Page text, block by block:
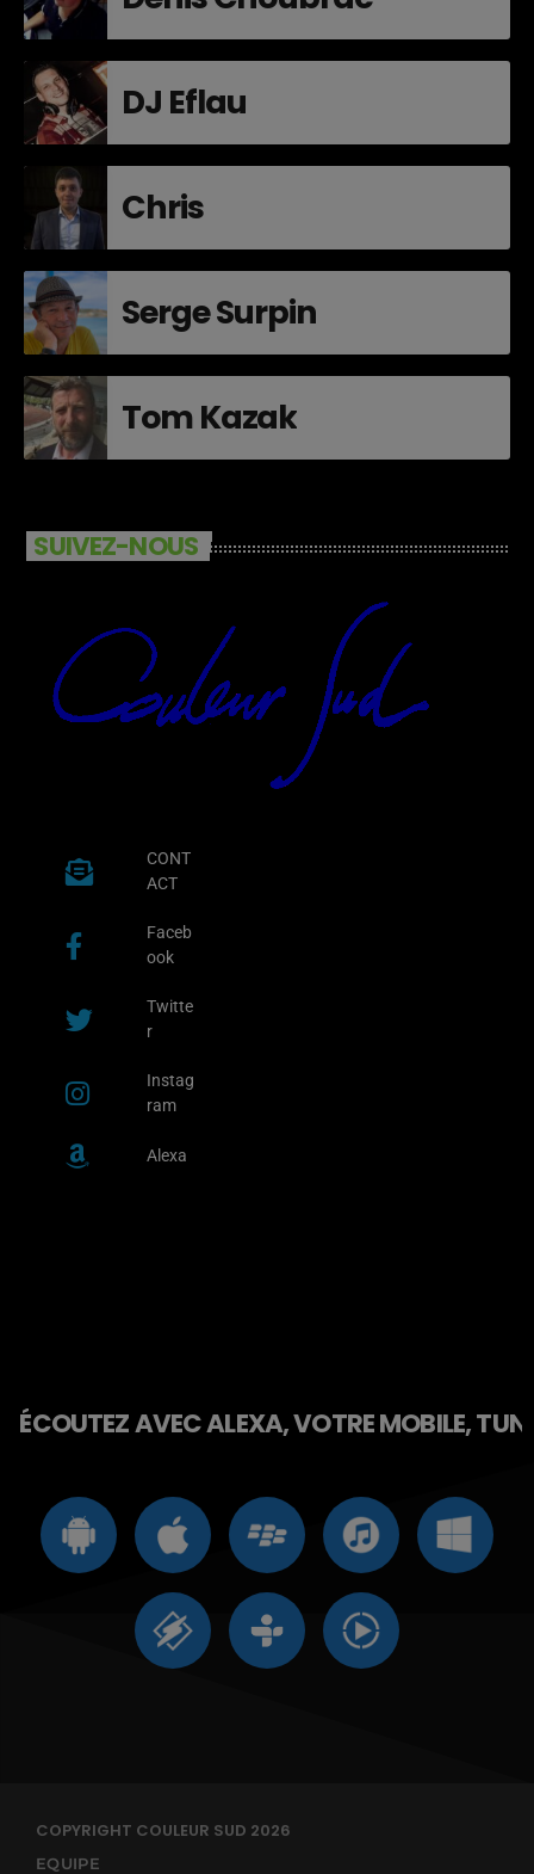
DJ Eflau
Chris
Serge Surpin
Tom Kazak
SUIVEZ-NOUS
CONT
ACT
Faceb
ook
Twitte
r
Instag
ram
Alexa
ÉCOUTEZ AVEC ALEXA, VOTRE MOBILE,
COPYRIGHT COULEUR SUD 2026
EQUIPE